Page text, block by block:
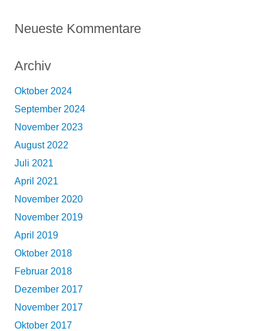
Neueste Kommentare
Archiv
Oktober 2024
September 2024
November 2023
August 2022
Juli 2021
April 2021
November 2020
November 2019
April 2019
Oktober 2018
Februar 2018
Dezember 2017
November 2017
Oktober 2017